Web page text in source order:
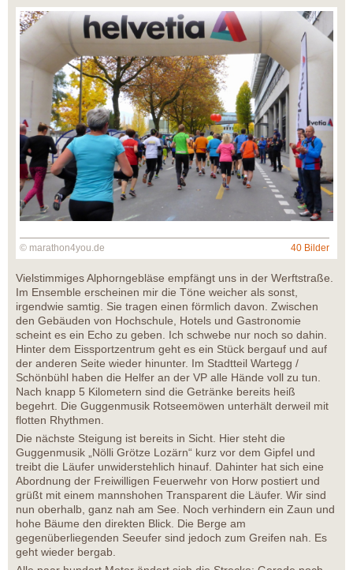
© marathon4you.de 40 Bilder
Vielstimmiges Alphorngebläse empfängt uns in der Werftstraße.
Im Ensemble erscheinen mir die Töne weicher als sonst,
irgendwie samtig. Sie tragen einen förmlich davon. Zwischen
den Gebäuden von Hochschule, Hotels und Gastronomie
scheint es ein Echo zu geben. Ich schwebe nur noch so dahin.
Hinter dem Eissportzentrum geht es ein Stück bergauf und auf
der anderen Seite wieder hinunter. Im Stadtteil Wartegg /
Schönbühl haben die Helfer an der VP alle Hände voll zu tun.
Nach knapp 5 Kilometern sind die Getränke bereits heiß
begehrt. Die Guggenmusik Rotseemöwen unterhält derweil mit
flotten Rhythmen.
Die nächste Steigung ist bereits in Sicht. Hier steht die
Guggenmusik „Nölli Grötze Lozärn“ kurz vor dem Gipfel und
treibt die Läufer unwiderstehlich hinauf. Dahinter hat sich eine
Abordnung der Freiwilligen Feuerwehr von Horw postiert und
grüßt mit einem mannshohen Transparent die Läufer. Wir sind
nun oberhalb, ganz nah am See. Noch verhindern ein Zaun und
hohe Bäume den direkten Blick. Die Berge am
gegenüberliegenden Seeufer sind jedoch zum Greifen nah. Es
geht wieder bergab.